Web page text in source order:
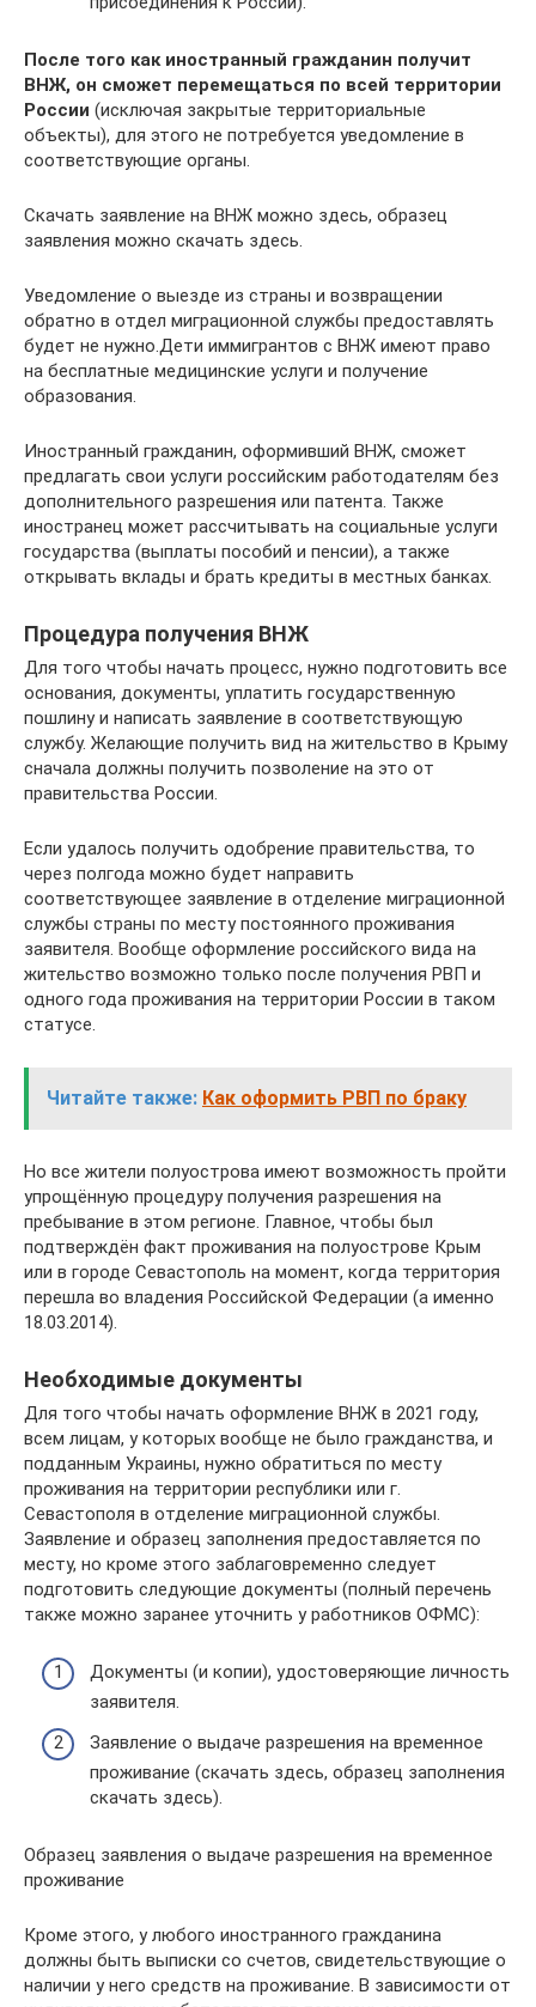
После того как иностранный гражданин получит
ВНЖ, он сможет перемещаться по всей территории
России (исключая закрытые территориальные
объекты), для этого не потребуется уведомление в
соответствующие органы.
Скачать заявление на ВНЖ можно здесь, образец
заявления можно скачать здесь.
Уведомление о выезде из страны и возвращении
обратно в отдел миграционной службы предоставлять
будет не нужно.Дети иммигрантов с ВНЖ имеют право
на бесплатные медицинские услуги и получение
образования.
Иностранный гражданин, оформивший ВНЖ, сможет
предлагать свои услуги российским работодателям без
дополнительного разрешения или патента. Также
иностранец может рассчитывать на социальные услуги
государства (выплаты пособий и пенсии), а также
открывать вклады и брать кредиты в местных банках.
Процедура получения ВНЖ
Для того чтобы начать процесс, нужно подготовить все
основания, документы, уплатить государственную
пошлину и написать заявление в соответствующую
службу. Желающие получить вид на жительство в Крыму
сначала должны получить позволение на это от
правительства России.
Если удалось получить одобрение правительства, то
через полгода можно будет направить
соответствующее заявление в отделение миграционной
службы страны по месту постоянного проживания
заявителя. Вообще оформление российского вида на
жительство возможно только после получения РВП и
одного года проживания на территории России в таком
статусе.
Читайте также: Как оформить РВП по браку
Но все жители полуострова имеют возможность пройти
упрощённую процедуру получения разрешения на
пребывание в этом регионе. Главное, чтобы был
подтверждён факт проживания на полуострове Крым
или в городе Севастополь на момент, когда территория
перешла во владения Российской Федерации (а именно
18.03.2014).
Необходимые документы
Для того чтобы начать оформление ВНЖ в 2021 году,
всем лицам, у которых вообще не было гражданства, и
подданным Украины, нужно обратиться по месту
проживания на территории республики или г.
Севастополя в отделение миграционной службы.
Заявление и образец заполнения предоставляется по
месту, но кроме этого заблаговременно следует
подготовить следующие документы (полный перечень
также можно заранее уточнить у работников ОФМС):
Документы (и копии), удостоверяющие личность
заявителя.
Заявление о выдаче разрешения на временное
проживание (скачать здесь, образец заполнения
скачать здесь).
Образец заявления о выдаче разрешения на временное
проживание
Кроме этого, у любого иностранного гражданина
должны быть выписки со счетов, свидетельствующие о
наличии у него средств на проживание. В зависимости от